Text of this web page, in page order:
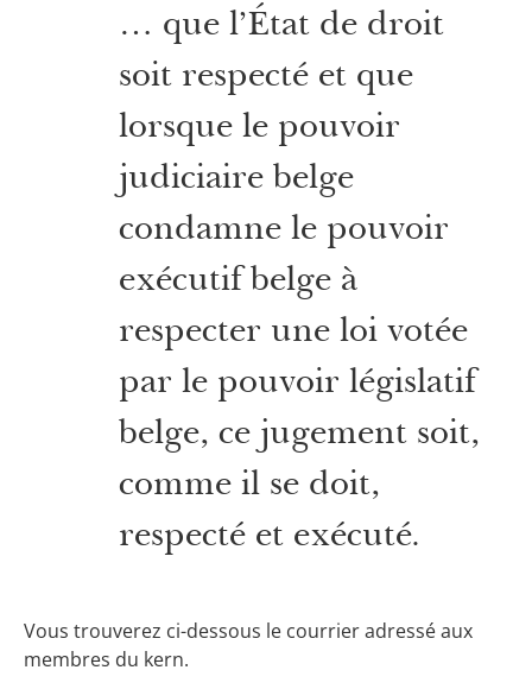
… que l’État de droit
soit respecté et que
lorsque le pouvoir
judiciaire belge
condamne le pouvoir
exécutif belge à
respecter une loi votée
par le pouvoir législatif
belge, ce jugement soit,
comme il se doit,
respecté et exécuté.
Vous trouverez ci-dessous le courrier adressé aux
membres du kern.